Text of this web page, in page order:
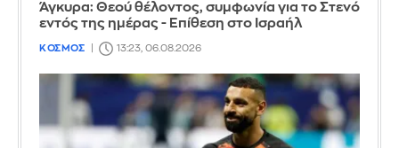
Άγκυρα: Θεού θέλοντος, συμφωνία για το Στενό
εντός της ημέρας - Επίθεση στο Ισραήλ
ΚΟΣΜΟΣ 13:23, 06.08.2026